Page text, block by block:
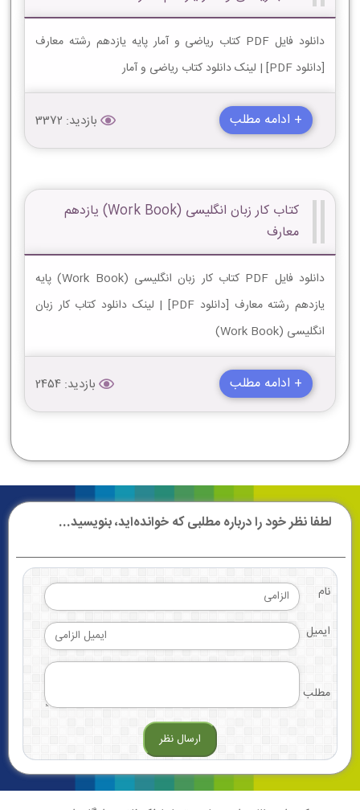
دانلود فایل PDF کتاب ریاضی و آمار پایه یازدهم رشته معارف
[دانلود PDF] | لینک دانلود کتاب ریاضی و آمار
+ ادامه مطلب بازدید: 3372
کتاب کار زبان انگلیسی (Work Book) یازدهم
معارف
دانلود فایل PDF کتاب کار زبان انگلیسی (Work Book) پایه
یازدهم رشته معارف [دانلود PDF] | لینک دانلود کتاب کار زبان
انگلیسی (Work Book)
+ ادامه مطلب بازدید: 2454
لطفا نظر خود را درباره مطلبی که خوانده‌اید، بنویسید...
نام
ایمیل
مطلب